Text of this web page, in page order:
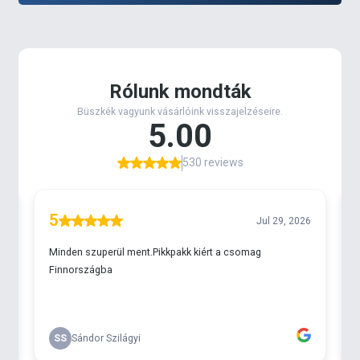
Hordtáskával együtt szállítjuk.
- Mérete: 69x58x72 cm